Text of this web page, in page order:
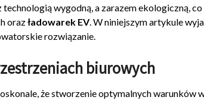
wygodną, a zarazem ekologiczną,
orazładowarek EV. W niniejszym artykule
rozwiązanie.
biurowych
że stworzenie optymalnych warunków